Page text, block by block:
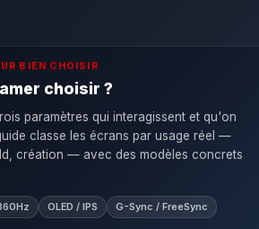
BIEN CHOISIR
choisir ?
paramètres qui interagissent et qu'on
classe les écrans par usage réel —
création — avec des modèles concrets
OLED / IPS G-Sync / FreeSync